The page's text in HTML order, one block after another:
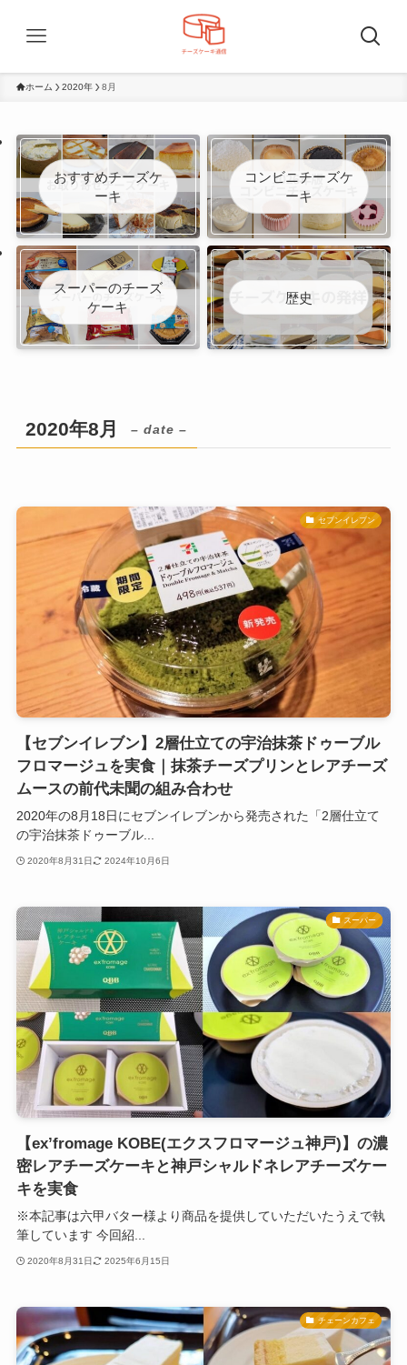
ホーム 2020年 8月
おすすめチーズケ
ーキ
コンビニチーズケ
ーキ
スーパーのチーズ
ケーキ
歴史
2020年8月 – date –
セブンイレブン
【セブンイレブン】2層仕立ての宇治抹茶ドゥーブル
フロマージュを実食｜抹茶チーズプリンとレアチーズ
ムースの前代未聞の組み合わせ
2020年の8月18日にセブンイレブンから発売された「2層仕立て
の宇治抹茶ドゥーブル...
2020年8月31日 2024年10月6日
スーパー
【ex’fromage KOBE(エクスフロマージュ神戸)】の濃
密レアチーズケーキと神戸シャルドネレアチーズケー
キを実食
※本記事は六甲バター様より商品を提供していただいたうえで執
筆しています 今回紹...
2020年8月31日 2025年6月15日
チェーンカフェ